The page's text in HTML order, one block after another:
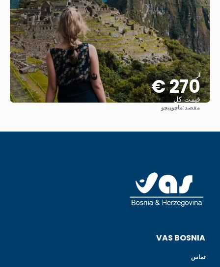
از
270 €
قیمت کل
مقصد:ماچوپیچو
VAS BOSNIA
تماس